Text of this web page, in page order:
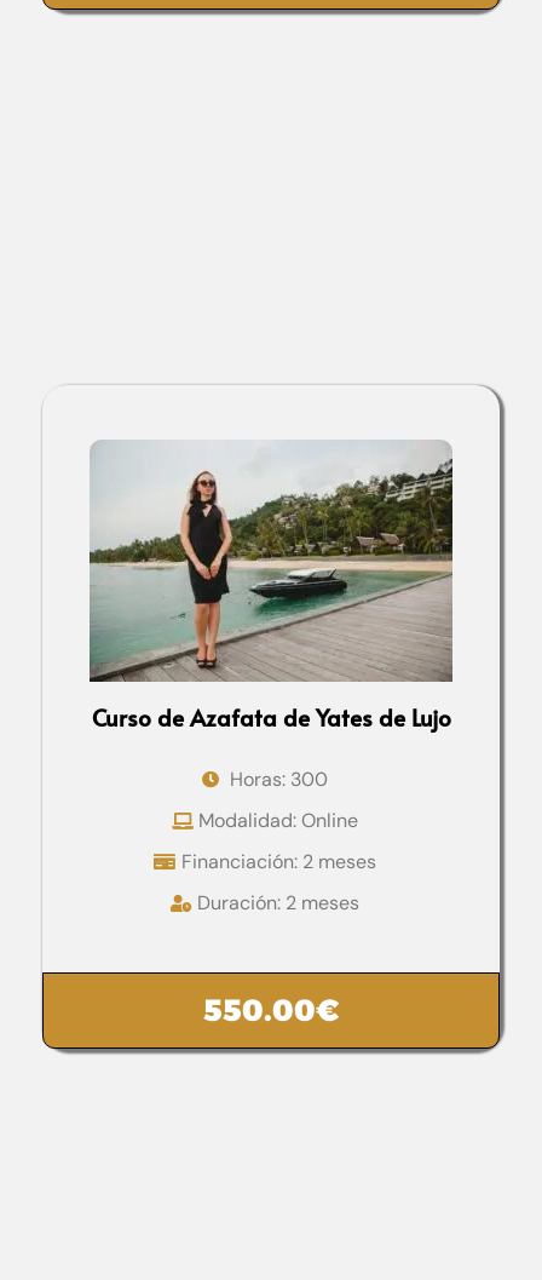
Curso de Azafata de Yates de Lujo
Horas: 300
Modalidad: Online
Financiación: 2 meses
Duración: 2 meses
550.00€